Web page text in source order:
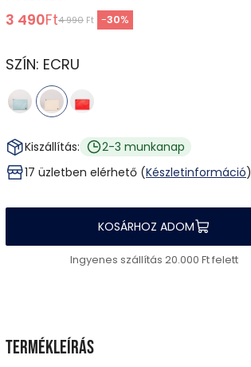
3 490Ft4 990 Ft -30%
SZÍN: ECRU
Kiszállítás:
2-3 munkanap
17 üzletben elérhető (Készletinformáció)
KOSÁRHOZ ADOM
Ingyenes szállítás 20.000 Ft felett
Termékleírás